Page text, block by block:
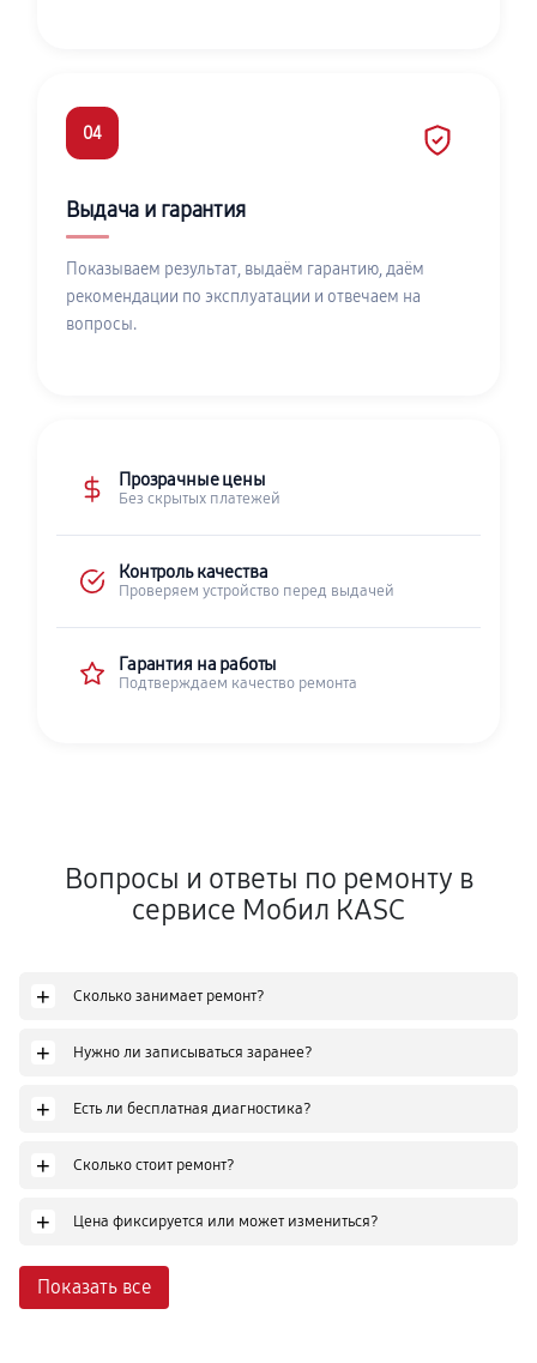
04
Выдача и гарантия
Показываем результат, выдаём гарантию, даём
рекомендации по эксплуатации и отвечаем на
вопросы.
Прозрачные цены
Без скрытых платежей
Контроль качества
Проверяем устройство перед выдачей
Гарантия на работы
Подтверждаем качество ремонта
Вопросы и ответы по ремонту в
сервисе Мобил КASC
+ Сколько занимает ремонт?
+ Нужно ли записываться заранее?
+ Есть ли бесплатная диагностика?
+ Сколько стоит ремонт?
+ Цена фиксируется или может измениться?
Показать все